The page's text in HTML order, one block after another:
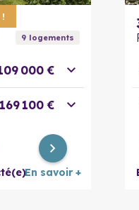
9logements
000 €
169 100 €
En savoir +